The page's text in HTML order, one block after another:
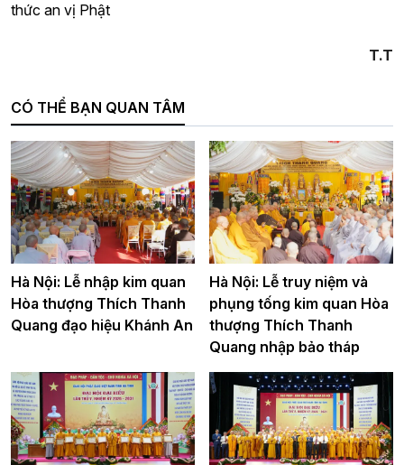
thức an vị Phật
T.T
CÓ THỂ BẠN QUAN TÂM
Hà Nội: Lễ nhập kim quan
Hòa thượng Thích Thanh
Quang đạo hiệu Khánh An
Hà Nội: Lễ truy niệm và
phụng tống kim quan Hòa
thượng Thích Thanh
Quang nhập bảo tháp